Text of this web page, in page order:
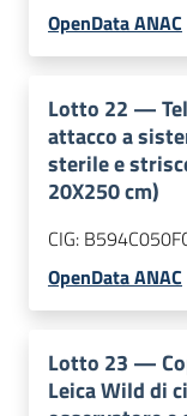
OpenData ANAC
Lotto 22 —
attacco a
sterile e
20X250 cm)
CIG:
OpenData ANAC
Lotto 23 —
Leica Wild di